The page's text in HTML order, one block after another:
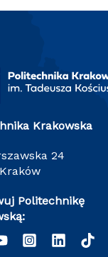
Krakowska
24
Politechnikę